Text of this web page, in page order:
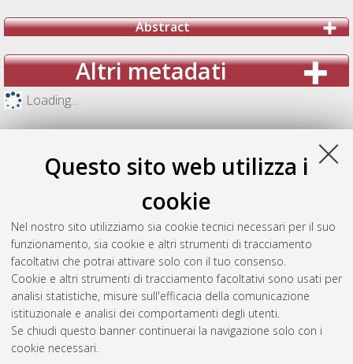
Questo sito web utilizza i
cookie
Nel nostro sito utilizziamo sia cookie tecnici necessari per il suo
funzionamento, sia cookie e altri strumenti di tracciamento
facoltativi che potrai attivare solo con il tuo consenso.
Cookie e altri strumenti di tracciamento facoltativi sono usati per
analisi statistiche, misure sull'efficacia della comunicazione
istituzionale e analisi dei comportamenti degli utenti.
Se chiudi questo banner continuerai la navigazione solo con i
cookie necessari.
Abstract
Altri metadati
Loading...
Gestione del documento: